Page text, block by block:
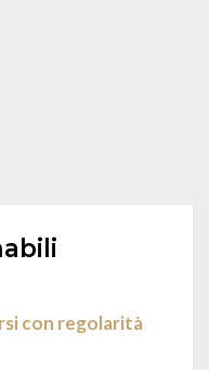
con regolarità